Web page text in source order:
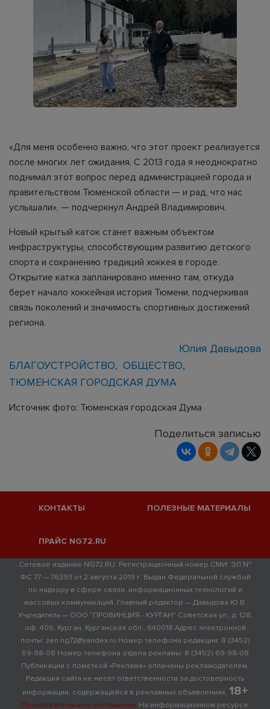
«Для меня особенно важно, что этот проект реализуется
после многих лет ожидания. С 2013 года я неоднократно
поднимал этот вопрос перед администрацией города и
правительством Тюменской области — и рад, что нас
услышали», — подчеркнул Андрей Владимирович.
Новый крытый каток станет важным объектом
инфраструктуры, способствующим развитию детского
спорта и сохранению традиций хоккея в городе.
Открытие катка запланировано именно там, откуда
берет начало хоккейная история Тюмени, подчеркивая
связь поколений и значимость спортивных достижений
региона.
Юлия Давыдова
БЛАГОУСТРОЙСТВО
ОБЩЕСТВО
ТЮМЕНСКАЯ ГОРОДСКАЯ ДУМА
Источник фото: Тюменская городская Дума
Поделиться записью
КОНТАКТЫ ПОЛЕЗНЫЕ МАТЕРИАЛЫ
ПРАЙС NG72.RU
Сетевое издание NG72.RU. Регистрационный номер СМИ: ЭЛ №
ФС 77 — 76393 от 2 августа 2019 г. Выдан Федеральной службой
по надзору в сфере связи, информационных технологий и
массовых коммуникаций. Главный редактор — Давыдова Ю.В.
Учредитель — ООО "ПРОВИНЦИЯ - КУРГАН" Советская ул., д. 128,
оф. 406, Курган, Курганская обл., 640018 Адрес электронной
почты: zen.ng72@yandex.ru Номер телефона редакции: 8 (3452)
69-98-08 Номер телефона отдела рекламы: 8 (3452) 69-98-08
Публикации с пометкой «Реклама» оплачены рекламодателем.
Редакция сайта не несет ответственности за достоверность
информации, содержащейся в рекламных объявлениях. 18+
Пользовательское соглашение На информационном ресурсе